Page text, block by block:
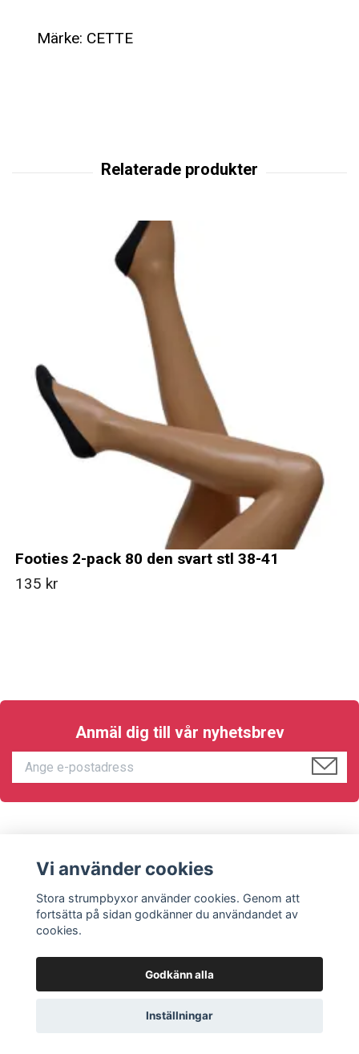
Märke: CETTE
Footies 2-pack 80 den svart stl 38-41
135 kr
Anmäl dig till vår nyhetsbrev
Sociala medier
© 2026 Stora strumpbyxor
Vi använder cookies
Stora strumpbyxor använder cookies. Genom att
fortsätta på sidan godkänner du användandet av
cookies.
Godkänn alla
Inställningar